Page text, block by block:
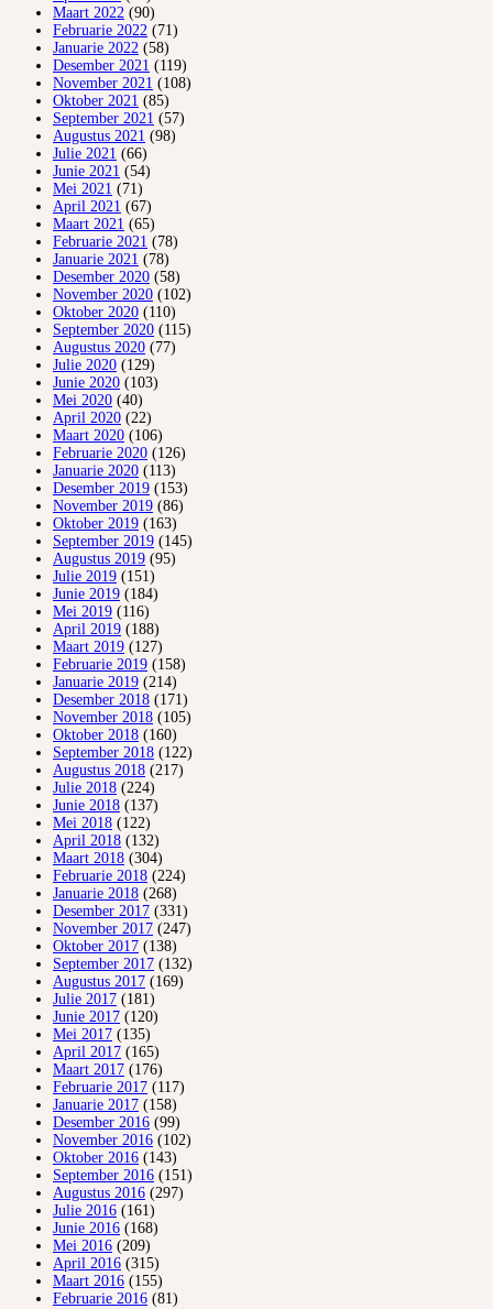
Maart 2022 (90)
Februarie 2022 (71)
Januarie 2022 (58)
Desember 2021 (119)
November 2021 (108)
Oktober 2021 (85)
September 2021 (57)
Augustus 2021 (98)
Julie 2021 (66)
Junie 2021 (54)
Mei 2021 (71)
April 2021 (67)
Maart 2021 (65)
Februarie 2021 (78)
Januarie 2021 (78)
Desember 2020 (58)
November 2020 (102)
Oktober 2020 (110)
September 2020 (115)
Augustus 2020 (77)
Julie 2020 (129)
Junie 2020 (103)
Mei 2020 (40)
April 2020 (22)
Maart 2020 (106)
Februarie 2020 (126)
Januarie 2020 (113)
Desember 2019 (153)
November 2019 (86)
Oktober 2019 (163)
September 2019 (145)
Augustus 2019 (95)
Julie 2019 (151)
Junie 2019 (184)
Mei 2019 (116)
April 2019 (188)
Maart 2019 (127)
Februarie 2019 (158)
Januarie 2019 (214)
Desember 2018 (171)
November 2018 (105)
Oktober 2018 (160)
September 2018 (122)
Augustus 2018 (217)
Julie 2018 (224)
Junie 2018 (137)
Mei 2018 (122)
April 2018 (132)
Maart 2018 (304)
Februarie 2018 (224)
Januarie 2018 (268)
Desember 2017 (331)
November 2017 (247)
Oktober 2017 (138)
September 2017 (132)
Augustus 2017 (169)
Julie 2017 (181)
Junie 2017 (120)
Mei 2017 (135)
April 2017 (165)
Maart 2017 (176)
Februarie 2017 (117)
Januarie 2017 (158)
Desember 2016 (99)
November 2016 (102)
Oktober 2016 (143)
September 2016 (151)
Augustus 2016 (297)
Julie 2016 (161)
Junie 2016 (168)
Mei 2016 (209)
April 2016 (315)
Maart 2016 (155)
Februarie 2016 (81)